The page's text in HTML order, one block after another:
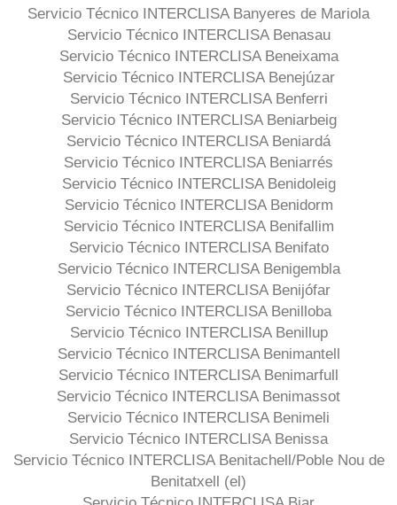
Servicio Técnico INTERCLISA Banyeres de Mariola
Servicio Técnico INTERCLISA Benasau
Servicio Técnico INTERCLISA Beneixama
Servicio Técnico INTERCLISA Benejúzar
Servicio Técnico INTERCLISA Benferri
Servicio Técnico INTERCLISA Beniarbeig
Servicio Técnico INTERCLISA Beniardá
Servicio Técnico INTERCLISA Beniarrés
Servicio Técnico INTERCLISA Benidoleig
Servicio Técnico INTERCLISA Benidorm
Servicio Técnico INTERCLISA Benifallim
Servicio Técnico INTERCLISA Benifato
Servicio Técnico INTERCLISA Benigembla
Servicio Técnico INTERCLISA Benijófar
Servicio Técnico INTERCLISA Benilloba
Servicio Técnico INTERCLISA Benillup
Servicio Técnico INTERCLISA Benimantell
Servicio Técnico INTERCLISA Benimarfull
Servicio Técnico INTERCLISA Benimassot
Servicio Técnico INTERCLISA Benimeli
Servicio Técnico INTERCLISA Benissa
Servicio Técnico INTERCLISA Benitachell/Poble Nou de
Benitatxell (el)